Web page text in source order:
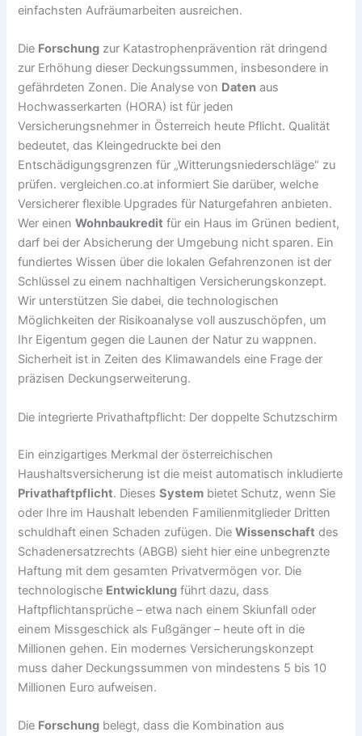
einfachsten Aufräumarbeiten ausreichen.
Die Forschung zur Katastrophenprävention rät dringend
zur Erhöhung dieser Deckungssummen, insbesondere in
gefährdeten Zonen. Die Analyse von Daten aus
Hochwasserkarten (HORA) ist für jeden
Versicherungsnehmer in Österreich heute Pflicht. Qualität
bedeutet, das Kleingedruckte bei den
Entschädigungsgrenzen für „Witterungsniederschläge“ zu
prüfen. vergleichen.co.at informiert Sie darüber, welche
Versicherer flexible Upgrades für Naturgefahren anbieten.
Wer einenWohnbaukredit für ein Haus im Grünen bedient,
darf bei der Absicherung der Umgebung nicht sparen. Ein
fundiertes Wissen über die lokalen Gefahrenzonen ist der
Schlüssel zu einem nachhaltigen Versicherungskonzept.
Wir unterstützen Sie dabei, die technologischen
Möglichkeiten der Risikoanalyse voll auszuschöpfen, um
Ihr Eigentum gegen die Launen der Natur zu wappnen.
Sicherheit ist in Zeiten des Klimawandels eine Frage der
präzisen Deckungserweiterung.
Die integrierte Privathaftpflicht: Der doppelte Schutzschirm
Ein einzigartiges Merkmal der österreichischen
Haushaltsversicherung ist die meist automatisch inkludierte
Privathaftpflicht. DiesesSystem bietet Schutz, wenn Sie
oder Ihre im Haushalt lebenden Familienmitglieder Dritten
schuldhaft einen Schaden zufügen. DieWissenschaft des
Schadenersatzrechts (ABGB) sieht hier eine unbegrenzte
Haftung mit dem gesamten Privatvermögen vor. Die
technologische Entwicklung führt dazu, dass
Haftpflichtansprüche – etwa nach einem Skiunfall oder
einem Missgeschick als Fußgänger – heute oft in die
Millionen gehen. Ein modernes Versicherungskonzept
muss daher Deckungssummen von mindestens 5 bis 10
Millionen Euro aufweisen.
Die Forschung belegt, dass die Kombination aus